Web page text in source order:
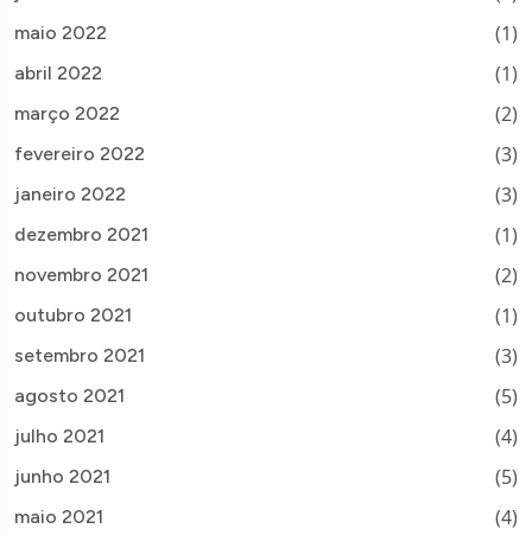
maio 2022 (1)
abril 2022 (1)
março 2022 (2)
fevereiro 2022 (3)
janeiro 2022 (3)
dezembro 2021 (1)
novembro 2021 (2)
outubro 2021 (1)
setembro 2021 (3)
agosto 2021 (5)
julho 2021 (4)
junho 2021 (5)
maio 2021 (4)